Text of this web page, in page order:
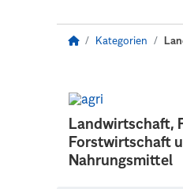
Kategorien
Landwirtschaft,
Forstwirtschaft
Nahrungsmittel